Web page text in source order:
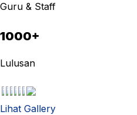
Guru & Staff
1000+
Lulusan
Lihat Gallery